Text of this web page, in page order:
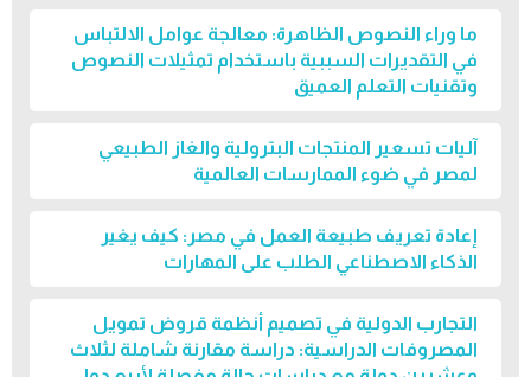
ما وراء النصوص الظاهرة: معالجة عوامل الالتباس
في التقديرات السببية باستخدام تمثيلات النصوص
وتقنيات التعلم العميق
آليات تسعير المنتجات البترولية والغاز الطبيعي
لمصر في ضوء الممارسات العالمية
إعادة تعريف طبيعة العمل في مصر: كيف يغير
الذكاء الاصطناعي الطلب على المهارات
التجارب الدولية في تصميم أنظمة قروض تمويل
المصروفات الدراسية: دراسة مقارنة شاملة لثلاث